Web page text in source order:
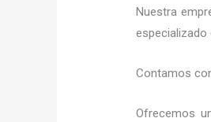
Nuestra
especializado
Contamos
Ofrecemos